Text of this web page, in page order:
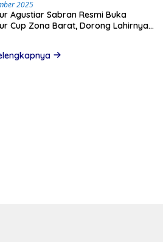
2025
Agustiar Sabran Resmi Buka
Cup Zona Barat, Dorong Lahirnya